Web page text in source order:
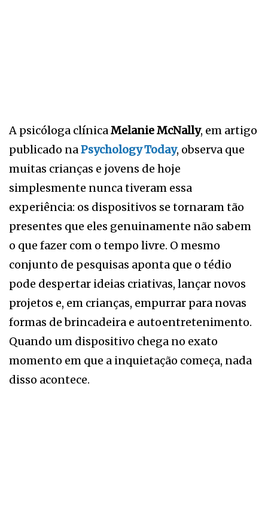
A psicóloga clínicaMelanie McNally, em artigo
publicado naPsychology Today, observa que
muitas crianças e jovens de hoje
simplesmente nunca tiveram essa
experiência: os dispositivos se tornaram tão
presentes que eles genuinamente não sabem
o que fazer com o tempo livre. O mesmo
conjunto de pesquisas aponta que o tédio
pode despertar ideias criativas, lançar novos
projetos e, em crianças, empurrar para novas
formas de brincadeira e autoentretenimento.
Quando um dispositivo chega no exato
momento em que a inquietação começa, nada
disso acontece.